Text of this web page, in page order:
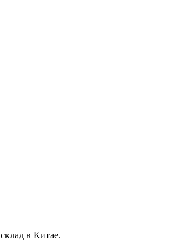
в Китае.